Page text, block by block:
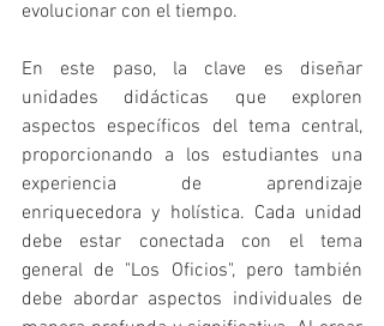
evolucionar con el tiempo.
En este paso, la clave es diseñar
unidades didácticas que exploren
aspectos específicos del tema central,
proporcionando a los estudiantes una
experiencia de aprendizaje
enriquecedora y holística. Cada unidad
debe estar conectada con el tema
general de "Los Oficios", pero también
debe abordar aspectos individuales de